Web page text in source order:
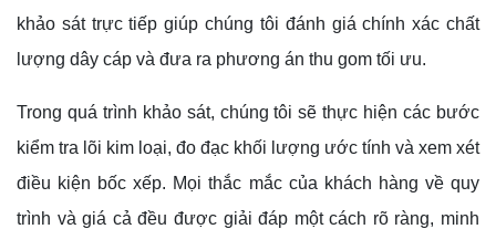
khảo sát trực tiếp giúp chúng tôi đánh giá chính xác chất
lượng dây cáp và đưa ra phương án thu gom tối ưu.
Trong quá trình khảo sát, chúng tôi sẽ thực hiện các bước
kiểm tra lõi kim loại, đo đạc khối lượng ước tính và xem xét
điều kiện bốc xếp. Mọi thắc mắc của khách hàng về quy
trình và giá cả đều được giải đáp một cách rõ ràng, minh